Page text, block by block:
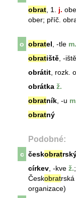
obrat , 1. j.
ober; příč.
o obratel , -tle m.
obratiště , -iště
obrátit , rozk.
obrátka ž.
obratník , -u
obratný
Podobné:
c českobrat
církev , -kve ž.
Českobratrská
organizace)